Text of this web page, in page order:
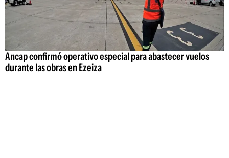
Ancap confirmó operativo especial para abastecer vuelos
durante las obras en Ezeiza